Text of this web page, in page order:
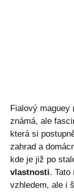
Fialový maguey
známá, ale
která si
zahrad a
kde je již po
vlastnosti. Tato
vzhledem, ale i